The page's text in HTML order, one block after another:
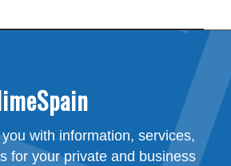
with information, services,
for your private and business